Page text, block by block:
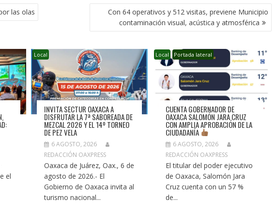
las olas
Con 64 operativos y 512 visitas, previene Municipio
contaminación visual, acústica y atmosférica
el
Local
INVITA SECTUR OAXACA A
DISFRUTAR LA 7ª SABOREADA DE
MEZCAL 2026 Y EL 14º TORNEO
DE PEZ VELA
6 AGOSTO, 2026
REDACCIÓN OAXPRESS
Oaxaca de Juárez, Oax., 6 de
agosto de 2026.- El
Gobierno de Oaxaca invita al
turismo nacional...
Local Portada lateral
CUENTA GOBERNADOR DE
OAXACA SALOMÓN JARA CRUZ
CON AMPLIA APROBACIÓN DE LA
CIUDADANÍA
6 AGOSTO, 2026
REDACCIÓN OAXPRESS
El titular del poder ejecutivo
de Oaxaca, Salomón Jara
Cruz cuenta con un 57 %
de...